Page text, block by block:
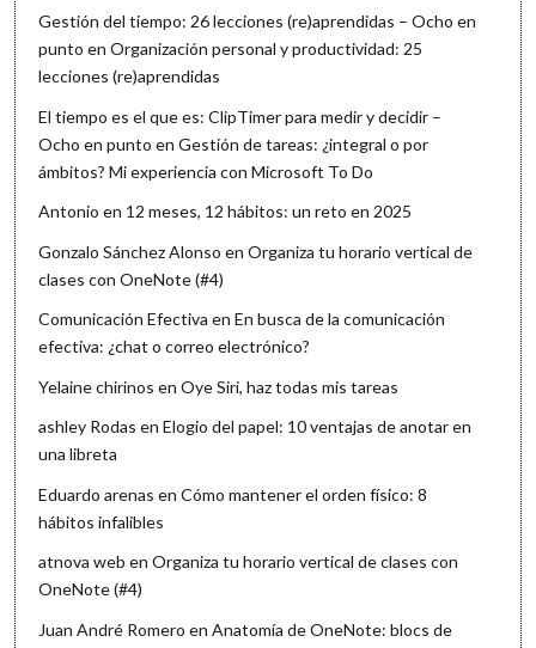
Gestión del tiempo: 26 lecciones (re)aprendidas – Ocho en
punto enOrganización personal y productividad: 25
lecciones (re)aprendidas
El tiempo es el que es: ClipTimer para medir y decidir –
Ocho en punto enGestión de tareas: ¿integral o por
ámbitos? Mi experiencia con Microsoft To Do
Antonio en 12 meses, 12 hábitos: un reto en 2025
Gonzalo Sánchez Alonso enOrganiza tu horario vertical de
clases con OneNote (#4)
Comunicación Efectiva enEn busca de la comunicación
efectiva: ¿chat o correo electrónico?
Yelaine chirinos enOye Siri, haz todas mis tareas
ashley Rodas enElogio del papel: 10 ventajas de anotar en
una libreta
Eduardo arenas enCómo mantener el orden físico: 8
hábitos infalibles
atnova web enOrganiza tu horario vertical de clases con
OneNote (#4)
Juan André Romero enAnatomía de OneNote: blocs de